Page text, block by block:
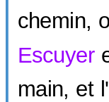
chemin,
Escuyer
main, et